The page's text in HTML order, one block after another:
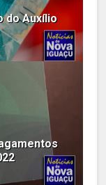
do Auxílio